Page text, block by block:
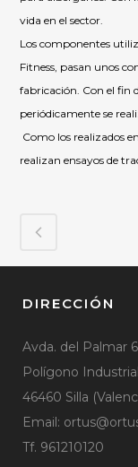
vida en el sector.
Los componentes
Fitness, pasan unos
fabricación. Con el fin
periódicamente se
Como los realizados
realizan ensayos de
DIRECCIÓN
Avda. del Palmar 6
Polígono
46460 Silla
Email:
Tf. 961210120